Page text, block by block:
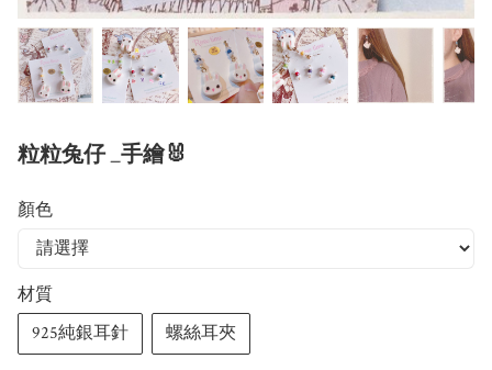
粒粒兔仔 _手繪🐰
顏色
材質
925純銀耳針
螺絲耳夾